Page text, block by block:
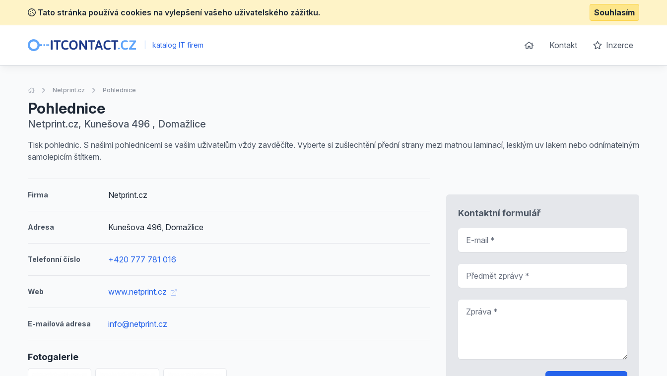
Tato stránka používá cookies na vylepšení vašeho uživatelského zážitku. Souhlasím
katalog IT firem Kontakt Inzerce
Úvodní stránka
Netprint.cz Pohlednice
Pohlednice
Netprint.cz, Kunešova 496 , Domažlice
Tisk pohlednic. S našimi pohlednicemi se vašim uživatelům vždy zavděčíte. Vyberte si zušlechtění přední strany mezi matnou laminací, lesklým uv lakem nebo odnímatelným
samolepicím štítkem.
Firma Netprint.cz
Adresa Kunešova 496, Domažlice
Telefonní číslo +420 777 781 016
Web www.netprint.cz
E-mailová adresa info@netprint.cz
Fotogalerie
Kontaktní formulář